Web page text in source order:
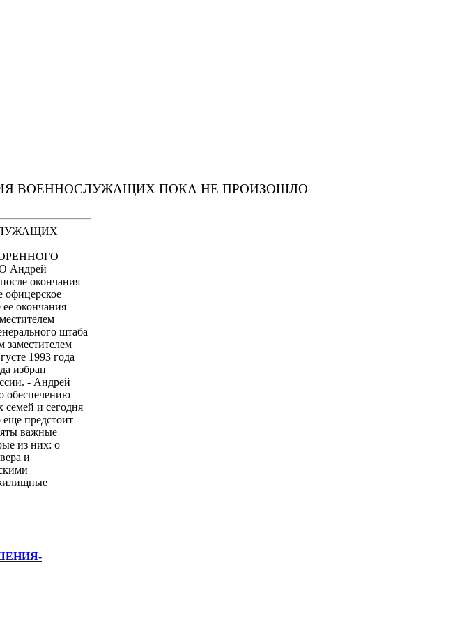
ВОЕННОСЛУЖАЩИХ ПОКА НЕ ПРОИЗОШЛО
КОРЕННОГО
окончания
офицерское
окончания
штаба
1993 года
избран
- Андрей
обеспечению
и сегодня
еще предстоит
важные
из них: о
и